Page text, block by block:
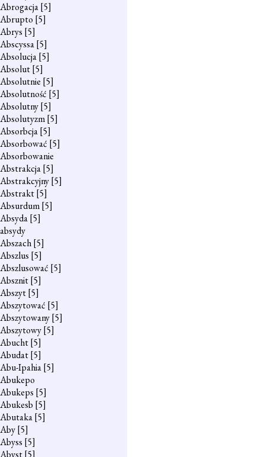
Abrogacja[5]
Abrupto [5]
Abrys [5]
Abscyssa[5]
Absolucja[5]
Absolut[5]
Absolutnie [5]
Absolutność [5]
Absolutny[5]
Absolutyzm[5]
Absorbcja[5]
Absorbować [5]
Absorbowanie
Abstrakcja[5]
Abstrakcyjny[5]
Abstrakt[5]
Absurdum[5]
Absyda[5]
absydy
Abszach[5]
Abszlus [5]
Abszlusować [5]
Absznit[5]
Abszyt[5]
Abszytować [5]
Abszytowany[5]
Abszytowy[5]
Abucht[5]
Abudat[5]
Abu-Ipahia[5]
Abukepo
Abukeps [5]
Abukesb [5]
Abutaka[5]
Aby[5]
Abyss [5]
Abyst[5]